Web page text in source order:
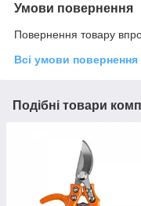
Умови повернення
Повернення товару
Всі умови повернення
Подібні товари